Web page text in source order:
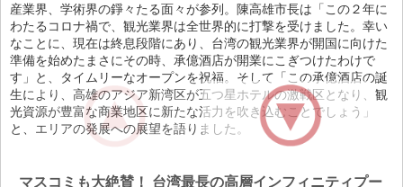
産業界、学術界の錚々たる面々が参列。陳高雄市長は「この２年に
わたるコロナ禍で、観光業界は全世界的に打撃を受けました。幸い
なことに、現在は終息段階にあり、台湾の観光業界が開国に向けた
準備を始めたまさにその時、承億酒店が開業にこぎつけたわけで
す」と、タイムリーなオープンを祝福。そして「この承億酒店の誕
生により、高雄のアジア新湾区が五つ星ホテルの激戦区となり、観
光資源が豊富な商業地区に新たな活力を吹き込むことでしょう」
と、エリアの発展への展望を語りました。
マスコミも大絶賛！ 台湾最長の高層インフィニティプー